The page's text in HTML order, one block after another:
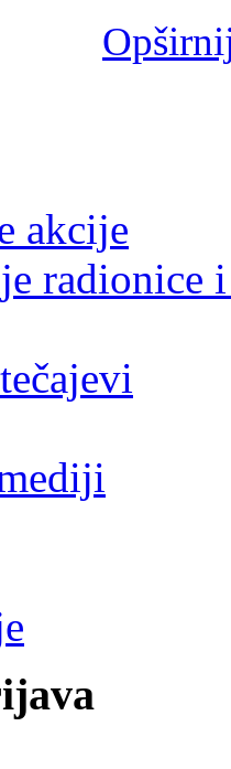
akcije
radionice